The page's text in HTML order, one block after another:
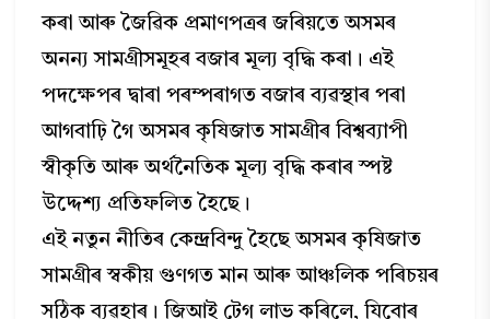
কৰা আৰু জৈৱিক প্ৰমাণপত্ৰৰ জৰিয়তে অসমৰ
অনন্য সামগ্ৰীসমূহৰ বজাৰ মূল্য বৃদ্ধি কৰা। এই
পদক্ষেপৰ দ্বাৰা পৰম্পৰাগত বজাৰ ব্যৱস্থাৰ পৰা
আগবাঢ়ি গৈ অসমৰ কৃষিজাত সামগ্ৰীৰ বিশ্বব্যাপী
স্বীকৃতি আৰু অৰ্থনৈতিক মূল্য বৃদ্ধি কৰাৰ স্পষ্ট
উদ্দেশ্য প্ৰতিফলিত হৈছে।
এই নতুন নীতিৰ কেন্দ্ৰবিন্দু হৈছে অসমৰ কৃষিজাত
সামগ্ৰীৰ স্বকীয় গুণগত মান আৰু আঞ্চলিক পৰিচয়ৰ
সঠিক ব্যৱহাৰ। জিআই টেগ লাভ কৰিলে, যিবোৰ